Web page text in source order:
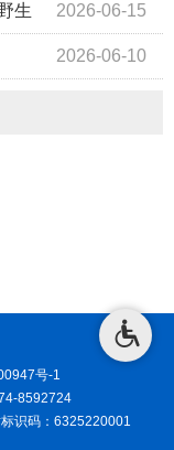
2026-06-15
生
海南州同德县召开
2026-06-10
号-1
8592724
识码：6325220001